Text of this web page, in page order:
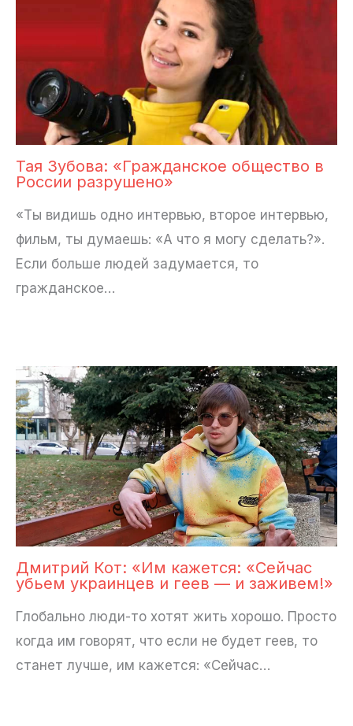
Тая Зубова: «Гражданское общество в
России разрушено»
«Ты видишь одно интервью, второе интервью,
фильм, ты думаешь: «А что я могу сделать?».
Если больше людей задумается, то
гражданское…
Дмитрий Кот: «Им кажется: «Сейчас
убьем украинцев и геев — и заживем!»
Глобально люди-то хотят жить хорошо. Просто
когда им говорят, что если не будет геев, то
станет лучше, им кажется: «Сейчас…